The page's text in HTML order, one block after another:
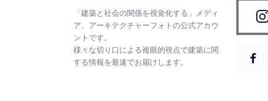
「建築と社会の関係を視覚化する」メディ
ア、アーキテクチャーフォトの公式アカウ
ントです。
様々な切り口による複眼的視点で建築に関
する情報を最速でお届けします。